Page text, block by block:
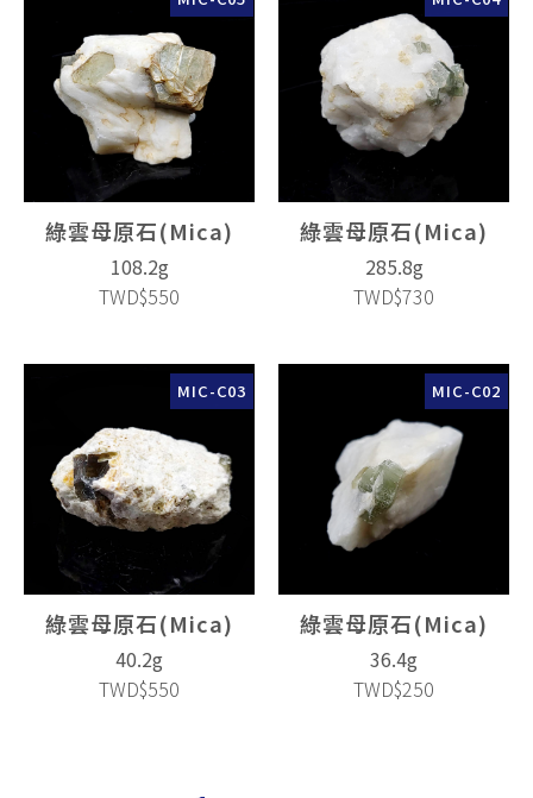
綠雲母原石(Mica)
108.2g
TWD$550
綠雲母原石(Mica)
285.8g
TWD$730
綠雲母原石(Mica)
MIC-C03
40.2g
TWD$550
綠雲母原石(Mica)
MIC-C02
36.4g
TWD$250